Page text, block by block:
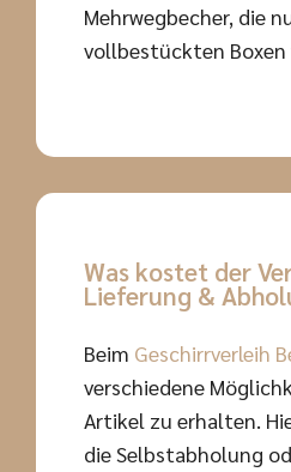
Mehrwegbecher, die
vollbestückten Boxen
Was kostet der
Lieferung &
Beim Geschirrverleih
verschiedene
Artikel zu erhalten.
die Selbstabholung